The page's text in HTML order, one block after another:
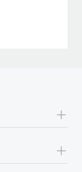
+
+